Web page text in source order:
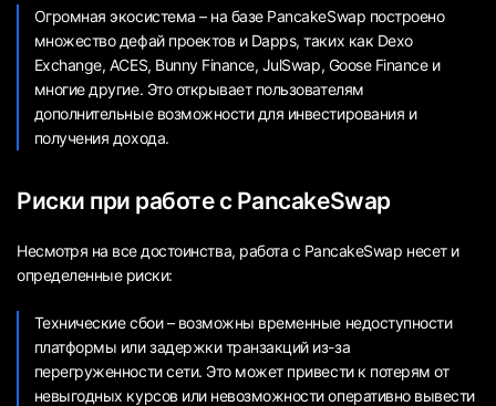
Огромная экосистема – на базе PancakeSwap построено
множество дефай проектов и Dapps, таких как Dexo
Exchange, ACES, Bunny Finance, JulSwap, Goose Finance и
многие другие. Это открывает пользователям
дополнительные возможности для инвестирования и
получения дохода.
Риски при работе с PancakeSwap
Несмотря на все достоинства, работа с PancakeSwap несет и
определенные риски:
Технические сбои – возможны временные недоступности
платформы или задержки транзакций из-за
перегруженности сети. Это может привести к потерям от
невыгодных курсов или невозможности оперативно вывести